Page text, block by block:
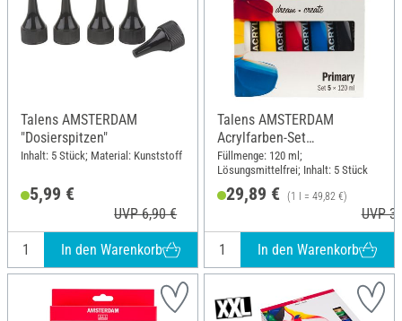
Talens AMSTERDAM
"Dosierspitzen"
Inhalt: 5 Stück; Material: Kunststoff
5,99 €
UVP 6,90 €
In den Warenkorb
Talens AMSTERDAM
Acrylfarben-Set
"Primärfarben"
Füllmenge: 120 ml;
Lösungsmittelfrei; Inhalt: 5 Stück
29,89 € (1 l = 49,82 €)
UVP
In den Warenkorb